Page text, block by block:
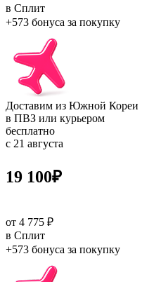
в Сплит
+573 бонуса за покупку
Доставим из Южной Кореи
в ПВЗ или курьером
бесплатно
с 21 августа
19 100₽
от 4 775 ₽
в Сплит
+573 бонуса за покупку